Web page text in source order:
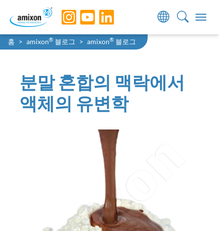
Skip to main navigation
Skip to main content
Skip to page footer
You are here:
홈 amixon® 블로그 amixon® 블로그
분말 혼합의 맥락에서
액체의 유변학